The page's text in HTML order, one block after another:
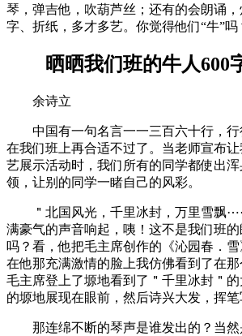
琴，弹吉他，吹葫芦丝；还有的会朗诵
字、折纸，多才多艺。你觉得他们“牛”吗
晒晒我们班的牛人600字
余诗立
中国有一句名言一一三百六十行，行
在我们班上再合适不过了。当老师宣布
艺展示活动时，我们所有的同学都使出
领，让别的同学一睹自己的风彩。
＂北国风光，千里冰封，万里雪飘
满豪气的声音响起，咦！这不是我们班
吗？看，他把毛主席创作的《沁园春．雪
在他那充满激情的脸上我仿佛看到了在那
毛主席登上了塬地看到了＂千里冰封＂
的塬地展现在眼前，然后诗兴大发，挥笔
那连绵不断的琴声是谁发出的？当然